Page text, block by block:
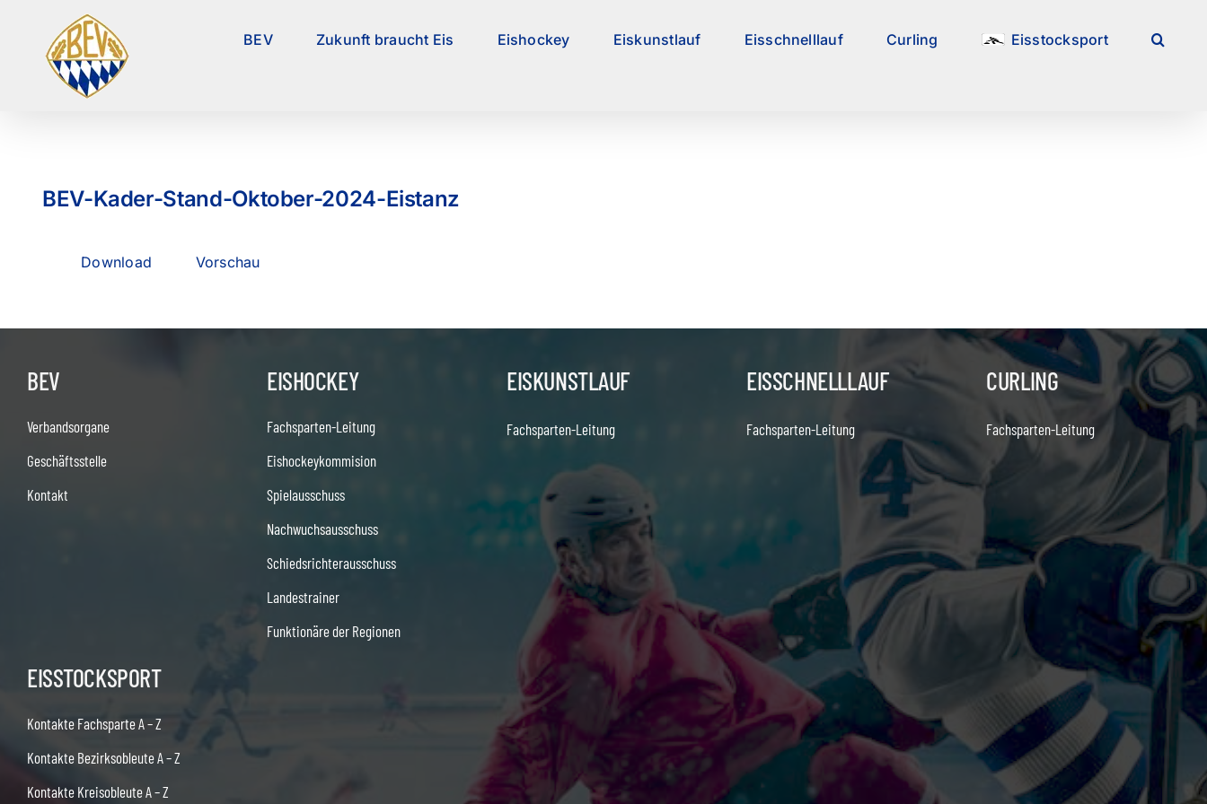
springen
BEV Zukunft braucht Eis Eishockey Eiskunstlauf Eisschnelllauf Curling Eisstocksport
BEV-Kader-Stand-Oktober-2024-Eistanz
Download Vorschau
BEV
Verbandsorgane
Geschäftsstelle
Kontakt
EISHOCKEY
Fachsparten-Leitung
Eishockeykommision
Spielausschuss
Nachwuchsausschuss
Schiedsrichterausschuss
Landestrainer
Funktionäre der Regionen
EISKUNSTLAUF
Fachsparten-Leitung
EISSCHNELLLAUF
Fachsparten-Leitung
CURLING
Fachsparten-Leitung
EISSTOCKSPORT
Kontakte Fachsparte A – Z
Kontakte Bezirksobleute A – Z
Kontakte Kreisobleute A – Z